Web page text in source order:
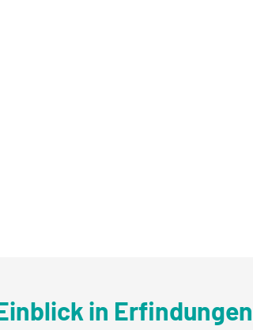
in